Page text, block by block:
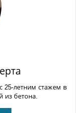
25-летним стажем в
из бетона.